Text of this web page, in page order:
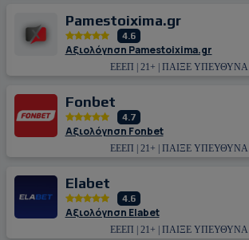
Pamestoixima.gr
4.6
Αξιολόγηση Pamestoixima.gr
ΕΕΕΠ | 21+ | ΠΑΙΞΕ ΥΠΕΥΘΥΝΑ
Fonbet
4.7
Αξιολόγηση Fonbet
ΕΕΕΠ | 21+ | ΠΑΙΞΕ ΥΠΕΥΘΥΝΑ
Εlabet
4.6
Αξιολόγηση Εlabet
ΕΕΕΠ | 21+ | ΠΑΙΞΕ ΥΠΕΥΘΥΝΑ